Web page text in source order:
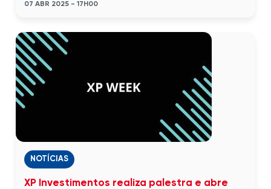
07 ABR 2025 - 17H00
NOTÍCIAS
XP Investimentos realiza palestra e abre